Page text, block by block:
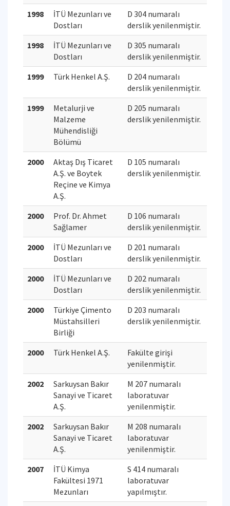
1998
İTÜ Mezunları ve
Dostları
D 304 numaralı
derslik yenilenmiştir.
1998
İTÜ Mezunları ve
Dostları
D 305 numaralı
derslik yenilenmiştir.
1999
Türk Henkel A.Ş.
D 204 numaralı
derslik yenilenmiştir.
1999
Metalurji ve
Malzeme
Mühendisliği
Bölümü
D 205 numaralı
derslik yenilenmiştir.
2000
Aktaş Dış Ticaret
A.Ş. ve Boytek
Reçine ve Kimya
A.Ş.
D 105 numaralı
derslik yenilenmiştir.
2000
Prof. Dr. Ahmet
Sağlamer
D 106 numaralı
derslik yenilenmiştir.
2000
İTÜ Mezunları ve
Dostları
D 201 numaralı
derslik yenilenmiştir.
2000
İTÜ Mezunları ve
Dostları
D 202 numaralı
derslik yenilenmiştir.
2000
Türkiye Çimento
Müstahsilleri
Birliği
D 203 numaralı
derslik yenilenmiştir.
2000 Türk Henkel A.Ş.
Fakülte girişi
yenilenmiştir.
2002
Sarkuysan Bakır
Sanayi ve Ticaret
A.Ş.
M 207 numaralı
laboratuvar
yenilenmiştir.
2002
Sarkuysan Bakır
Sanayi ve Ticaret
A.Ş.
M 208 numaralı
laboratuvar
yenilenmiştir.
2007
İTÜ Kimya
Fakültesi 1971
Mezunları
S 414 numaralı
laboratuvar
yapılmıştır.